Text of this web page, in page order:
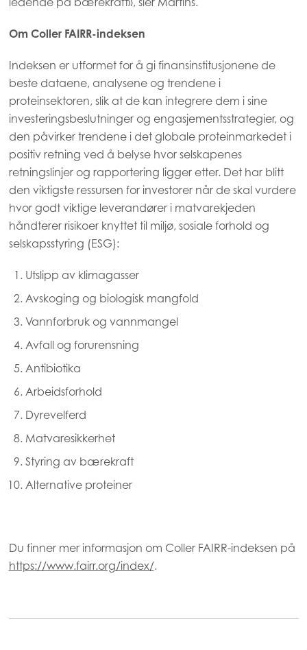
Mowi France
Mowi Germany
Mowi Italy
Mowi Netherlands
Mowi NorwayACTIVE
Mowi Poland
Mowi Scotland
Mowi Spain
Mowi Turkey
Americas
Mowi Canada West
Mowi Chile
Mowi USA
Om Coller FAIRR-indeksen
Indeksen er utformet for å gi finansinstitusjonene de
beste dataene, analysene og trendene i
proteinsektoren, slik at de kan integrere dem i sine
investeringsbeslutninger og engasjementsstrategier, og
den påvirker trendene i det globale proteinmarkedet i
positiv retning ved å belyse hvor selskapenes
retningslinjer og rapportering ligger etter. Det har blitt
den viktigste ressursen for investorer når de skal vurdere
hvor godt viktige leverandører i matvarekjeden
håndterer risikoer knyttet til miljø, sosiale forhold og
selskapsstyring (ESG):
Utslipp av klimagasser
Avskoging og biologisk mangfold
Vannforbruk og vannmangel
Avfall og forurensning
Antibiotika
Arbeidsforhold
Dyrevelferd
Matvaresikkerhet
Styring av bærekraft
Alternative proteiner
Du finner mer informasjon om Coller FAIRR-indeksen på
https://www.fairr.org/index/.